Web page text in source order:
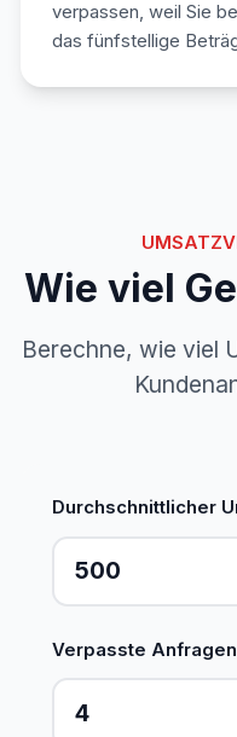
verpassen, weil Sie
das fünfstellige
Wie viel
Berechne, wie viel
Durchschnittlicher
Verpasste